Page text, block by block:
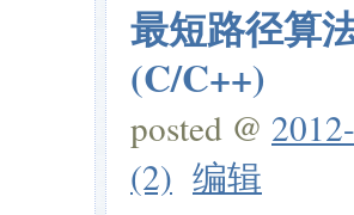
最短路径算
(C/C++)
posted @
(2) 编辑